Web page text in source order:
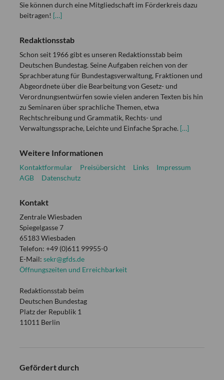
Sie können durch eine Mitgliedschaft im Förderkreis dazu
beitragen! […]
Redaktionsstab
Schon seit 1966 gibt es unseren Redaktionsstab beim
Deutschen Bundestag. Seine Aufgaben reichen von der
Sprachberatung für Bundestagsverwaltung, Fraktionen und
Abgeordnete über die Bearbeitung von Gesetz- und
Verordnungsentwürfen sowie vielen anderen Texten bis hin
zu Seminaren über sprachliche Themen, etwa
Rechtschreibung und Grammatik, Rechts- und
Verwaltungssprache, Leichte und Einfache Sprache. […]
Weitere Informationen
Kontaktformular Preisübersicht Links
Impressum
AGB
Datenschutz
Kontakt
Zentrale Wiesbaden
Spiegelgasse 7
65183 Wiesbaden
Telefon: +49 (0)611 99955-0
E-Mail: sekr@gfds.de
Öffnungszeiten und Erreichbarkeit
Redaktionsstab beim
Deutschen Bundestag
Platz der Republik 1
11011 Berlin
Gefördert durch